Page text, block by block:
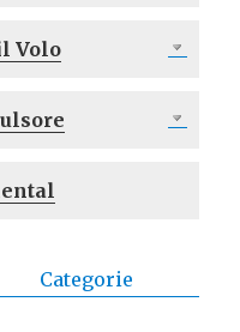
Volo
Categorie